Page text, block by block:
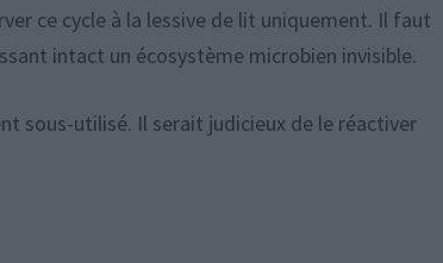
ce cycle à la lessive de lit uniquement. Il faut
intact un écosystème microbien invisible.
sous-utilisé. Il serait judicieux de le réactiver